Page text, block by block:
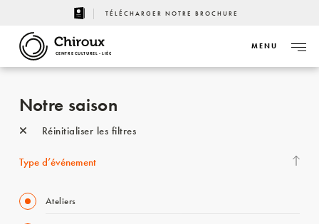
TÉLÉCHARGER NOTRE BROCHURE
CENTRE CULTUREL - LIÈGE
MENU
Notre saison
Réinitialiser les filtres
Type d’événement
Ateliers